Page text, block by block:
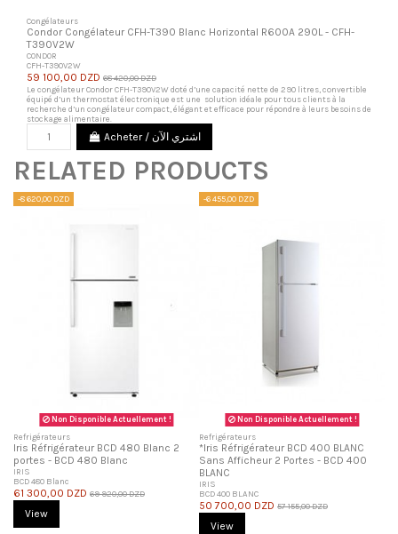
Congélateurs
Condor Congélateur CFH-T390 Blanc Horizontal R600A 290L - CFH-
T390V2W
CONDOR
CFH-T390V2W
59 100,00 DZD 68 420,00 DZD
Le congélateur Condor CFH-T390V2W doté d’une capacité nette de 290 litres, convertible
équipé d’un thermostat électronique est une solution idéale pour tous clients à la
recherche d’un congélateur compact, élégant et efficace pour répondre à leurs besoins de
stockage alimentaire.
Acheter / اشتري الآن
RELATED PRODUCTS
-8 620,00 DZD
Non Disponible Actuellement !
Refrigérateurs
Iris Réfrigérateur BCD 480 Blanc 2
portes - BCD 480 Blanc
IRIS
BCD 480 Blanc
61 300,00 DZD 69 920,00 DZD
View
-6 455,00 DZD
Non Disponible Actuellement !
Refrigérateurs
*Iris Réfrigérateur BCD 400 BLANC
Sans Afficheur 2 Portes - BCD 400
BLANC
IRIS
BCD 400 BLANC
50 700,00 DZD 57 155,00 DZD
View